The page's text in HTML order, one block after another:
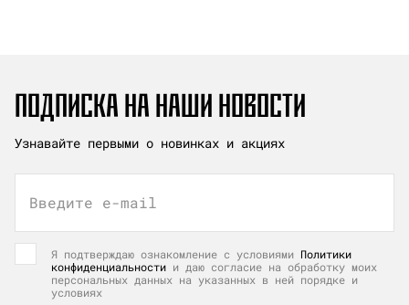
ПОДПИСКА НА НАШИ НОВОСТИ
Узнавайте первыми о новинках и акциях
Введите e-mail
Я подтверждаю ознакомление с условиями Политики
конфиденциальности и даю согласие на обработку моих
персональных данных на указанных в ней порядке и
условиях